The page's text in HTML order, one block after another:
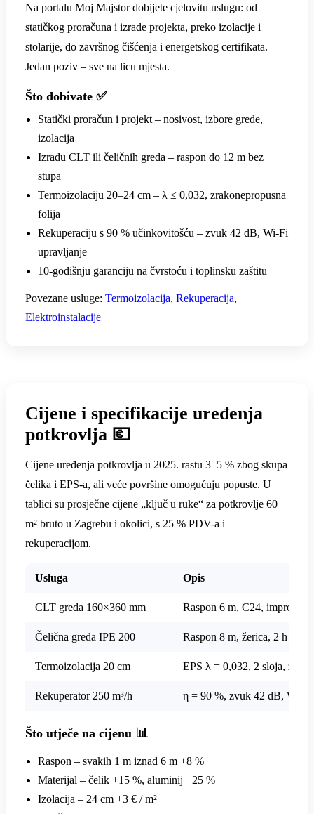
Na portalu Moj Majstor dobijete cjelovitu uslugu: od
statičkog proračuna i izrade projekta, preko izolacije i
stolarije, do završnog čišćenja i energetskog certifikata.
Jedan poziv – sve na licu mjesta.
Što dobivate ✅
Statički proračun i projekt – nosivost, izbore grede,
izolacija
Izradu CLT ili čeličnih greda – raspon do 12 m bez
stupa
Termoizolaciju 20–24 cm – λ ≤ 0,032, zrakonepropusna
folija
Rekuperaciju s 90 % učinkovitošću – zvuk 42 dB, Wi-Fi
upravljanje
10-godišnju garanciju na čvrstoću i toplinsku zaštitu
Povezane usluge: Termoizolacija, Rekuperacija,
Elektroinstalacije
Cijene i specifikacije uređenja
potkrovlja 💶
Cijene uređenja potkrovlja u 2025. rastu 3–5 % zbog skupa
čelika i EPS-a, ali veće površine omogućuju popuste. U
tablici su prosječne cijene „ključ u ruke“ za potkrovlje 60
m² bruto u Zagrebu i okolici, s 25 % PDV-a i
rekuperacijom.
Usluga Opis
CLT greda 160×360 mm Raspon 6 m, C24,
Čelična greda IPE 200 Raspon 8 m, žerica, 2 h
Termoizolacija 20 cm EPS λ = 0,032, 2 sloja,
Rekuperator 250 m³/h η = 90 %, zvuk 42 dB, Wi-Fi
Što utječe na cijenu 📊
Raspon – svakih 1 m iznad 6 m +8 %
Materijal – čelik +15 %, aluminij +25 %
Izolacija – 24 cm +3 € / m²